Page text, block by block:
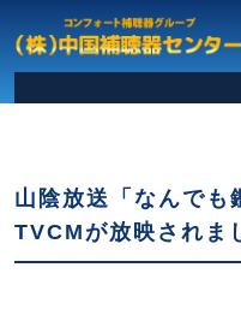
山陰放送「なんで
TVCMが放映されま